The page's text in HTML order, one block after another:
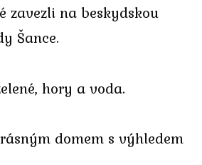
zavezli na beskydskou
Šance.
hory a voda.
domem s výhledem